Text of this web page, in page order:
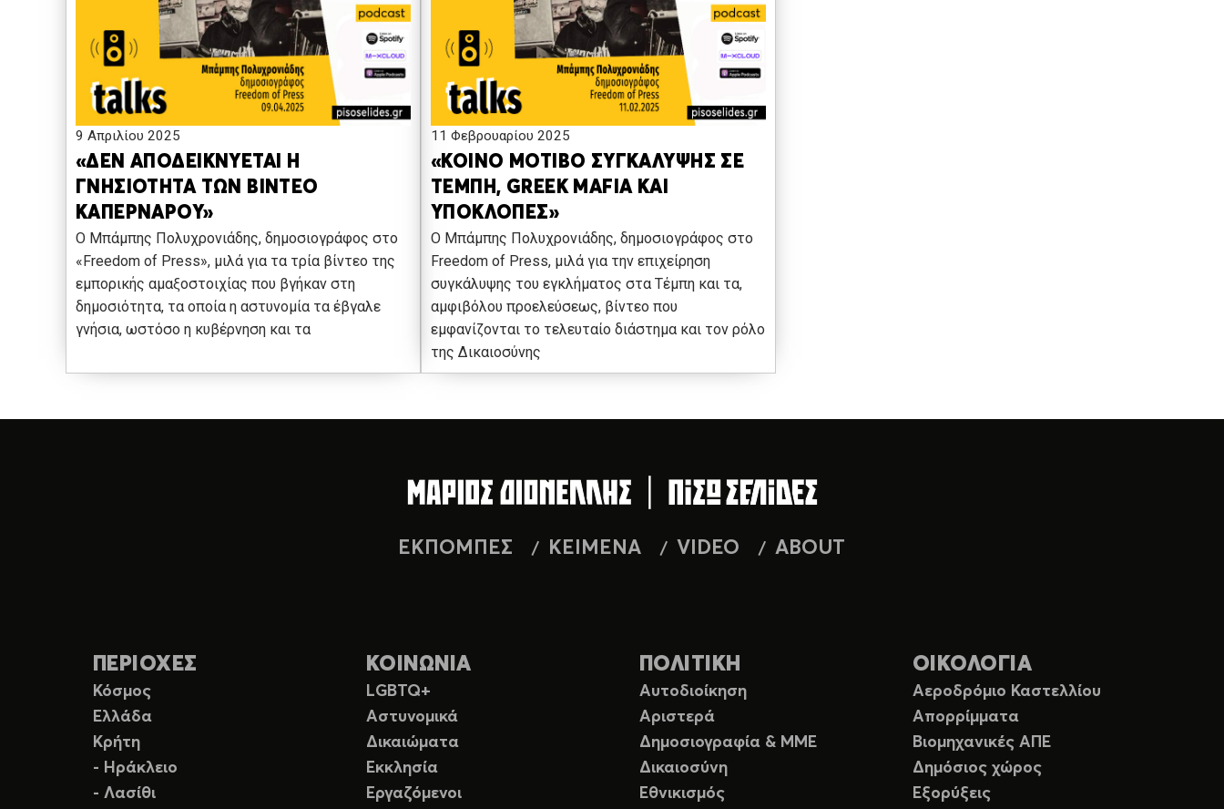
9 Απριλίου 2025
«ΔΕΝ ΑΠΟΔΕΙΚΝΥΕΤΑΙ Η
ΓΝΗΣΙΟΤΗΤΑ ΤΩΝ ΒΙΝΤΕΟ
ΚΑΠΕΡΝΑΡΟΥ»
O Μπάμπης Πολυχρονιάδης, δημοσιογράφος στο
«Freedom of Press», μιλά για τα τρία βίντεο της
εμπορικής αμαξοστοιχίας που βγήκαν στη
δημοσιότητα, τα οποία η αστυνομία τα έβγαλε
γνήσια, ωστόσο η κυβέρνηση και τα
11 Φεβρουαρίου 2025
«ΚΟΙΝΟ ΜΟΤΙΒΟ ΣΥΓΚΑΛΥΨΗΣ ΣΕ
ΤΕΜΠΗ, GREEK MAFIA ΚΑΙ
ΥΠΟΚΛΟΠΕΣ»
Ο Μπάμπης Πολυχρονιάδης, δημοσιογράφος στο
Freedom of Press, μιλά για την επιχείρηση
συγκάλυψης του εγκλήματος στα Τέμπη και τα,
αμφιβόλου προελεύσεως, βίντεο που
εμφανίζονται το τελευταίο διάστημα και τον ρόλο
της Δικαιοσύνης
ΕΚΠΟΜΠΕΣ ΚΕΙΜΕΝΑ VIDEO ABOUT
ΠΕΡΙΟΧΕΣ
Κόσμος
Ελλάδα
Κρήτη
- Ηράκλειο
- Λασίθι
ΚΟΙΝΩΝΙΑ
LGBTQ+
Αστυνομικά
Δικαιώματα
Εκκλησία
Εργαζόμενοι
ΠΟΛΙΤΙΚΗ
Αυτοδιοίκηση
Αριστερά
Δημοσιογραφία & ΜΜΕ
Δικαιοσύνη
Εθνικισμός
ΟΙΚΟΛΟΓΙΑ
Αεροδρόμιο Καστελλίου
Απορρίμματα
Βιομηχανικές ΑΠΕ
Δημόσιος χώρος
Εξορύξεις